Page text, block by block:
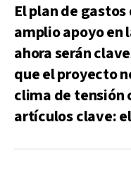
El plan de
amplio apoyo en
ahora serán
que el proyecto
clima de tensión
artículos clave: